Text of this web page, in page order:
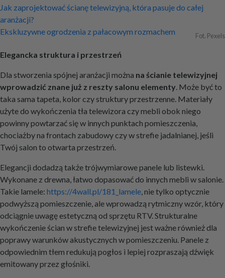
Nawigacja
wpisu
Jak zaprojektować ścianę telewizyjną, która pasuje do całej
aranżacji?
Ekskluzywne ogrodzenia z pałacowym rozmachem
Fot. Pexels
Elegancka struktura i przestrzeń
Dla stworzenia spójnej aranżacji można na ścianie telewizyjnej
wprowadzić znane już z reszty salonu elementy. Może być to
taka sama tapeta, kolor czy struktury przestrzenne. Materiały
użyte do wykończenia tła telewizora czy mebli obok niego
powinny powtarzać się w innych punktach pomieszczenia,
chociażby na frontach zabudowy czy w strefie jadalnianej, jeśli
Twój salon to otwarta przestrzeń.
Elegancji dodadzą także trójwymiarowe panele lub listewki.
Wykonane z drewna, łatwo dopasować do innych mebli w salonie.
Takie lamele: https://4wall.pl/181_lamele, nie tylko optycznie
podwyższą pomieszczenie, ale wprowadzą rytmiczny wzór, który
odciągnie uwagę estetyczną od sprzętu RTV. Strukturalne
wykończenie ścian w strefie telewizyjnej jest ważne również dla
poprawy warunków akustycznych w pomieszczeniu. Panele z
odpowiednim tłem redukują pogłos i lepiej rozpraszają dźwięk
emitowany przez głośniki.